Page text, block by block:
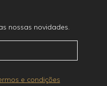
nossas novidades.
e condições